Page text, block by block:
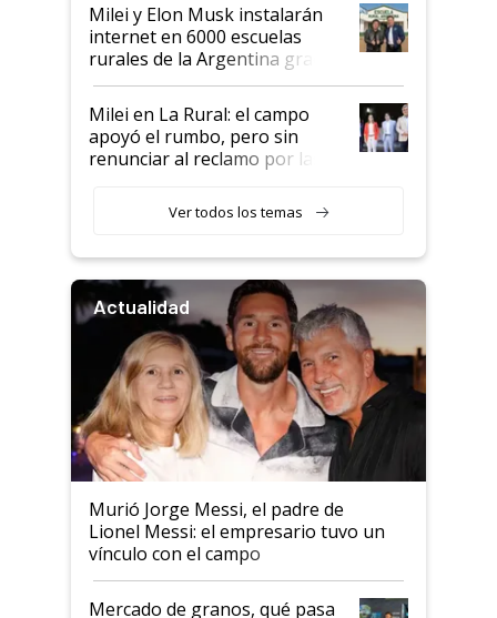
Milei y Elon Musk instalarán
internet en 6000 escuelas
rurales de la Argentina gracias
a un acuerdo con Starlink
Milei en La Rural: el campo
apoyó el rumbo, pero sin
renunciar al reclamo por las
Ver todos los temas
Actualidad
Murió Jorge Messi, el padre de
Lionel Messi: el empresario tuvo un
vínculo con el campo
Mercado de granos, qué pasa